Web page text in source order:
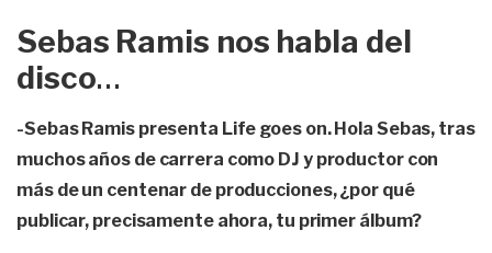
Sebas Ramis nos habla del
disco…
-Sebas Ramis presenta Life goes on. Hola Sebas, tras
muchos años de carrera como DJ y productor con
más de un centenar de producciones, ¿por qué
publicar, precisamente ahora, tu primer álbum?